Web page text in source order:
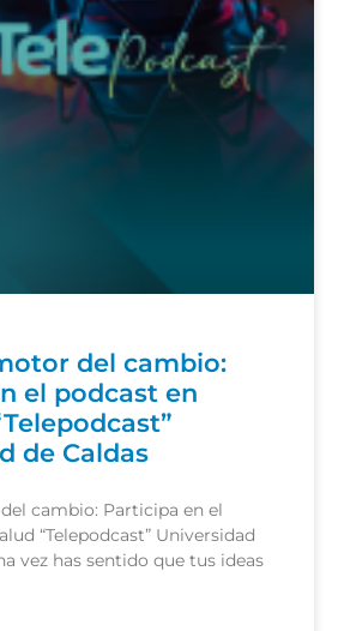
del cambio:
el podcast en
de Caldas
cambio: Participa en el
“Telepodcast” Universidad
vez has sentido que tus ideas